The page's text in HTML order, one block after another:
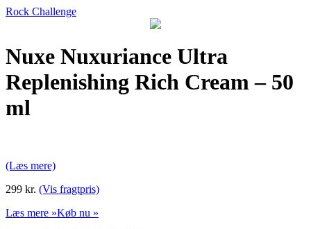
Rock Challenge
Nuxe Nuxuriance Ultra
Replenishing Rich Cream – 50
ml
(Læs mere)
299 kr. (Vis fragtpris)
Læs mere »Køb nu »